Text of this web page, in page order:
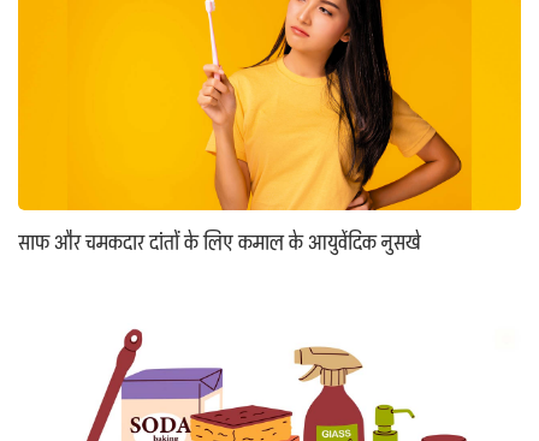
साफ और चमकदार दांतों के लिए कमाल के आयुर्वेदिक नुसखे